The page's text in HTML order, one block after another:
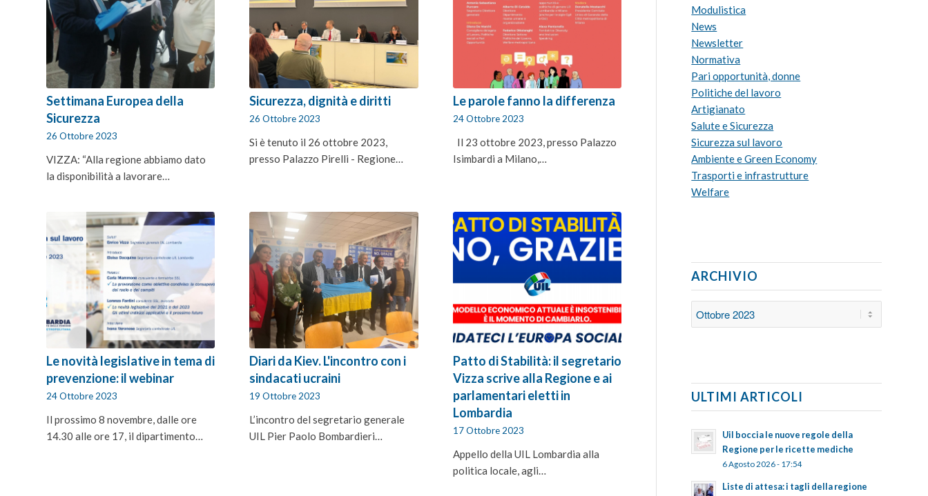
Settimana Europea della
Sicurezza
26 Ottobre 2023
VIZZA: “Alla regione abbiamo dato
la disponibilità a lavorare…
Sicurezza, dignità e diritti
26 Ottobre 2023
Si è tenuto il 26 ottobre 2023,
presso Palazzo Pirelli - Regione…
Le parole fanno la differenza
24 Ottobre 2023
Il 23 ottobre 2023, presso Palazzo
Isimbardi a Milano,…
Le novità legislative in tema di
prevenzione: il webinar
24 Ottobre 2023
Il prossimo 8 novembre, dalle ore
14.30 alle ore 17, il dipartimento…
Diari da Kiev. L'incontro con i
sindacati ucraini
19 Ottobre 2023
L’incontro del segretario generale
UIL Pier Paolo Bombardieri…
Patto di Stabilità: il segretario
Vizza scrive alla Regione e ai
parlamentari eletti in
Lombardia
17 Ottobre 2023
Appello della UIL Lombardia alla
politica locale, agli…
Modulistica
News
Newsletter
Normativa
Pari opportunità, donne
Politiche del lavoro
Artigianato
Salute e Sicurezza
Sicurezza sul lavoro
Ambiente e Green Economy
Trasporti e infrastrutture
Welfare
ARCHIVIO
ULTIMI ARTICOLI
Uil boccia le nuove regole della
Regione per le ricette mediche
6 Agosto 2026 - 17:54
Liste di attesa: i tagli della regione